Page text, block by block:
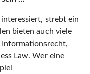
strebt ein
bieten auch viele
Informationsrecht,
Law. Wer eine